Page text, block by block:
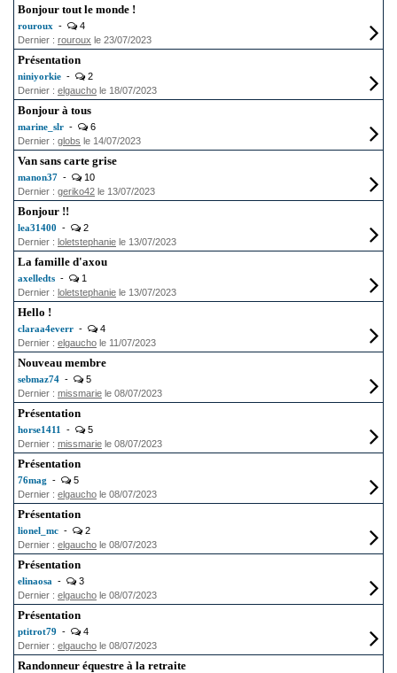
Bonjour tout le monde !
rouroux -
4
Dernier : rouroux le 23/07/2023
Présentation
niniyorkie -
2
Dernier : elgaucho le 18/07/2023
Bonjour à tous
marine_slr -
6
Dernier : globs le 14/07/2023
Van sans carte grise
manon37 -
10
Dernier : geriko42 le 13/07/2023
Bonjour !!
lea31400 -
2
Dernier : loletstephanie le 13/07/2023
La famille d'axou
axelledts -
1
Dernier : loletstephanie le 13/07/2023
Hello !
claraa4everr -
4
Dernier : elgaucho le 11/07/2023
Nouveau membre
sebmaz74 -
5
Dernier : missmarie le 08/07/2023
Présentation
horse1411 -
5
Dernier : missmarie le 08/07/2023
Présentation
76mag -
5
Dernier : elgaucho le 08/07/2023
Présentation
lionel_mc -
2
Dernier : elgaucho le 08/07/2023
Présentation
elinaosa -
3
Dernier : elgaucho le 08/07/2023
Présentation
ptitrot79 -
4
Dernier : elgaucho le 08/07/2023
Randonneur équestre à la retraite